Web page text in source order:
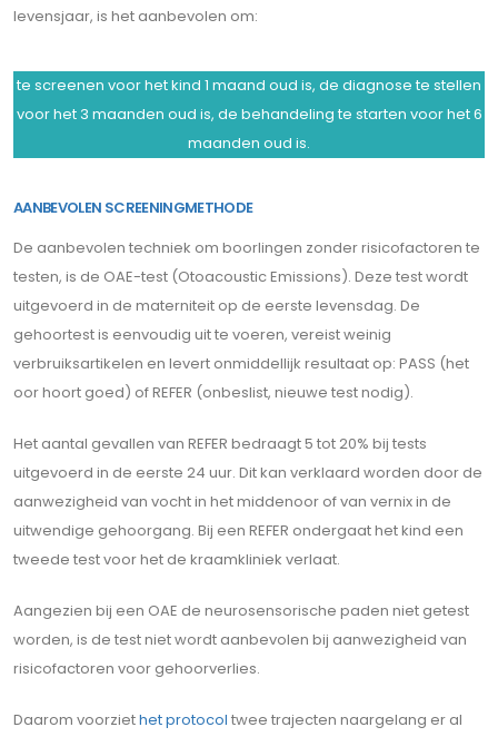
levensjaar, is het aanbevolen om:
te screenen voor het kind 1 maand oud is, de diagnose te stellen
voor het 3 maanden oud is, de behandeling te starten voor het 6
maanden oud is.
AANBEVOLEN SCREENINGMETHODE
De aanbevolen techniek om boorlingen zonder risicofactoren te
testen, is de OAE-test (Otoacoustic Emissions). Deze test wordt
uitgevoerd in de materniteit op de eerste levensdag. De
gehoortest is eenvoudig uit te voeren, vereist weinig
verbruiksartikelen en levert onmiddellijk resultaat op: PASS (het
oor hoort goed) of REFER (onbeslist, nieuwe test nodig).
Het aantal gevallen van REFER bedraagt 5 tot 20% bij tests
uitgevoerd in de eerste 24 uur. Dit kan verklaard worden door de
aanwezigheid van vocht in het middenoor of van vernix in de
uitwendige gehoorgang. Bij een REFER ondergaat het kind een
tweede test voor het de kraamkliniek verlaat.
Aangezien bij een OAE de neurosensorische paden niet getest
worden, is de test niet wordt aanbevolen bij aanwezigheid van
risicofactoren voor gehoorverlies.
Daarom voorziethet protocol twee trajecten naargelang er al